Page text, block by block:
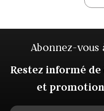
Abonnez-vous
Restez informé
et